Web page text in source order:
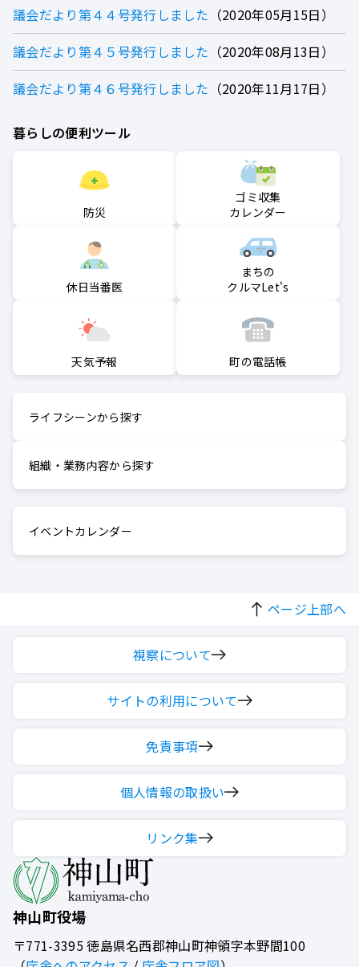
議会だより第４４号発行しました
2020年05月15日
議会だより第４５号発行しました
2020年08月13日
議会だより第４６号発行しました
2020年11月17日
暮らしの便利ツール
防災
ゴミ収集
カレンダー
休日当番医
まちの
クルマLet's
天気予報 町の電話帳
ライフシーンから探す
組織・業務内容から探す
イベントカレンダー
ページ上部へ
神山町役場
〒771-3395徳島県名西郡神山町神領字本野間100
視察について
サイトの利用について
免責事項
個人情報の取扱い
リンク集